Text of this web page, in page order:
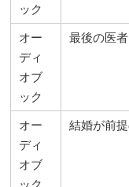
ック
オー
ディ
オブ
ック
最後の医
オー
ディ
オブ
結婚が前